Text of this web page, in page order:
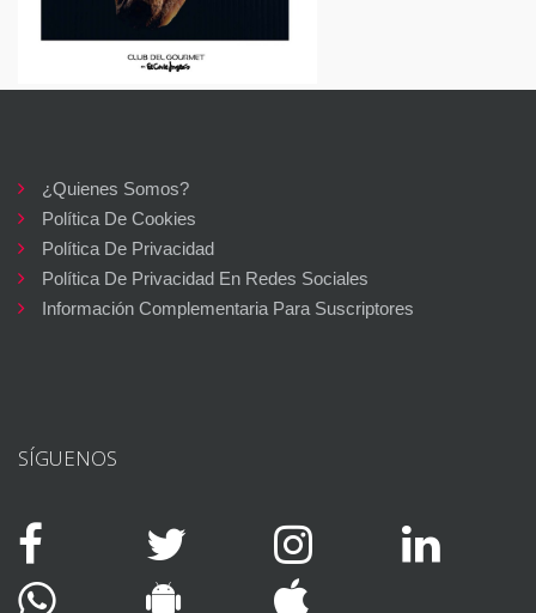
¿Quienes Somos?
Política De Cookies
Política De Privacidad
Política De Privacidad En Redes Sociales
Información Complementaria Para Suscriptores
SÍGUENOS